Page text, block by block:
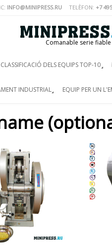
INFO@MINIPRESS.RU TELÈFON: +7
Comanable serie fiable
CLASSIFICACIÓ DELS EQUIPS TOP-10
INDUSTRIAL EQUIP PER UN